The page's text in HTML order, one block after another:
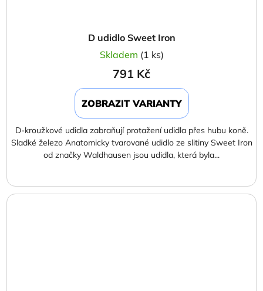
D udidlo Sweet Iron
Skladem (1 ks)
791 Kč
ZOBRAZIT VARIANTY
D-kroužkové udidla zabraňují protažení udidla přes hubu koně.
Sladké železo Anatomicky tvarované udidlo ze slitiny Sweet Iron
od značky Waldhausen jsou udidla, která byla...